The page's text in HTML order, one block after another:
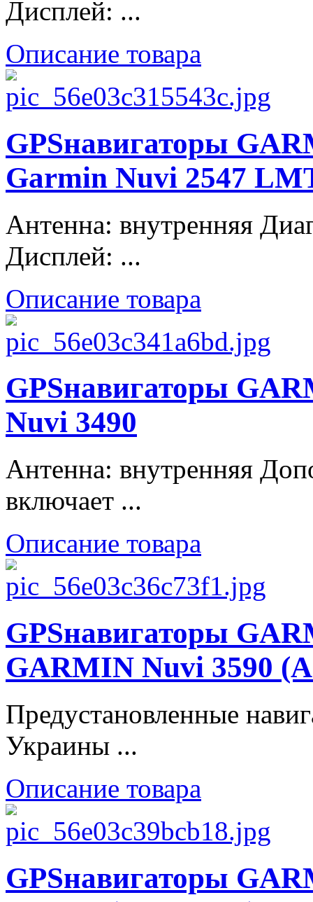
Дисплей: ...
Описание товара
GPSнавигаторы
Garmin Nuvi 2547
Антенна: внутренняя
Дисплей: ...
Описание товара
GPSнавигаторы
Nuvi 3490
Антенна: внутренняя
включает ...
Описание товара
GPSнавигаторы
GARMIN Nuvi 3590
Предустановленные
Украины ...
Описание товара
GPSнавигаторы